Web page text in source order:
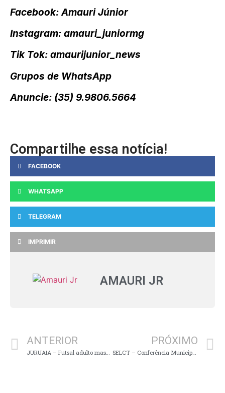
Facebook: Amauri Júnior
Instagram: amauri_juniormg
Tik Tok: amaurijunior_news
Grupos de WhatsApp
Anuncie: (35) 9.9806.5664
Compartilhe essa notícia!
FACEBOOK
WHATSAPP
TELEGRAM
IMPRIMIR
AMAURI JR
ANTERIOR PRÓXIMO
SELCT – Conferência Municipal de Esporte e Lazer 2025